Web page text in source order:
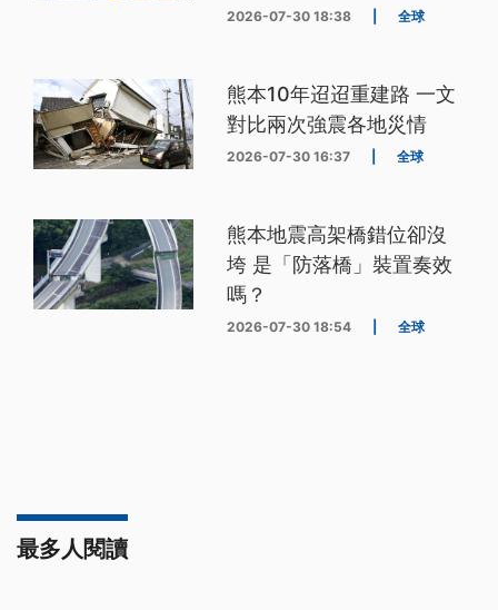
2026-07-30 18:38 全球
熊本10年迢迢重建路 一文
對比兩次強震各地災情
2026-07-30 16:37 全球
熊本地震高架橋錯位卻沒
垮 是「防落橋」裝置奏效
嗎？
2026-07-30 18:54 全球
最多人閱讀